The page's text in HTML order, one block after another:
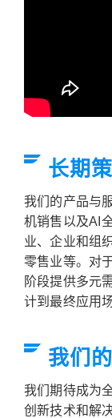
长期
我们的产品与
机销售以及AI
业、企业和组
零售业等。对
阶段提供多元
计到最终应用
我们
我们期待成为
创新技术和解